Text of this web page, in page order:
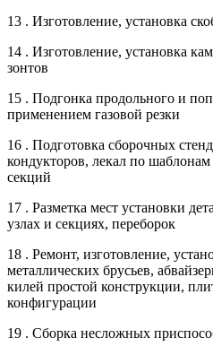
13 . Изготовление, установка
14 . Изготовление, установка
зонтов
15 . Подгонка продольного и
применением газовой резки
16 . Подготовка сборочных
кондукторов, лекал по шаблонам
секций
17 . Разметка мест установки
узлах и секциях, переборок
18 . Ремонт, изготовление,
металлических брусьев,
килей простой конструкции,
конфигурации
19 . Сборка несложных